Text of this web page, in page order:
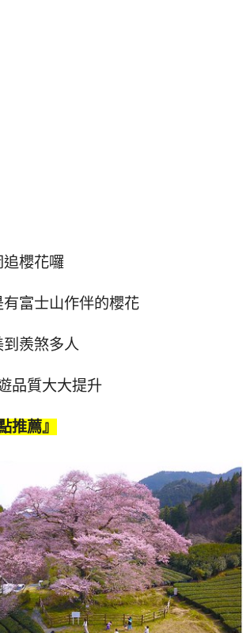
追櫻花囉
富士山作伴的櫻花
羨煞多人
品質大大提升
推薦』